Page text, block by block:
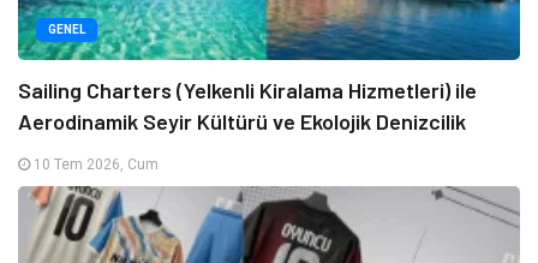
GENEL
Sailing Charters (Yelkenli Kiralama Hizmetleri) ile
Aerodinamik Seyir Kültürü ve Ekolojik Denizcilik
10 Tem 2026, Cum